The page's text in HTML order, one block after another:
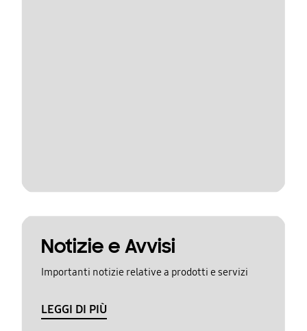
Notizie e Avvisi
Importanti notizie relative a prodotti e servizi
LEGGI DI PIÙ